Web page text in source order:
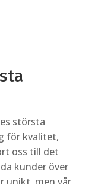
största
för kvalitet,
oss till det
kunder över